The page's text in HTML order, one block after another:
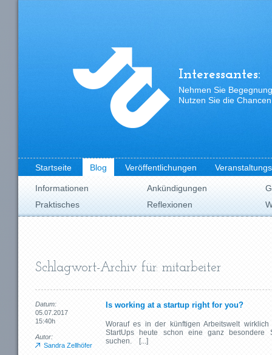
Interessantes:
Nehmen Sie
Nutzen Sie die
Startseite Blog
Informationen Ankündigungen
Praktisches
Reflexionen
Veröffentlichungen
Schlagwort-Archiv für: mitarbeiter
Datum:
05.07.2017
15:40h
Autor:
Sandra Zellhöfer
Is working at a startup right for you?
Worauf es in der künftigen Arbeitswelt
StartUps heute schon eine ganz besondere
suchen. [...]